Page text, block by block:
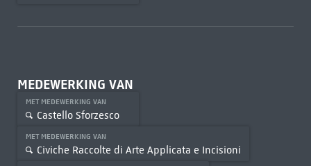
MEDEWERKING VAN
MET MEDEWERKING VAN
Castello Sforzesco
MET MEDEWERKING VAN
Civiche Raccolte di Arte Applicata e Incisioni